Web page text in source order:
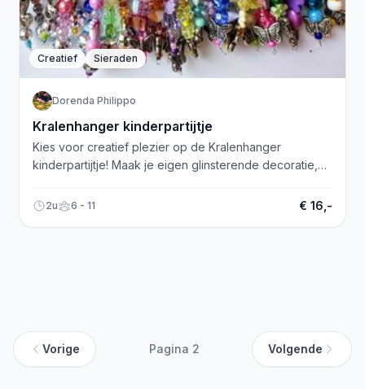
Creatief Sieraden
Dorenda Philippo
Kralenhanger kinderpartijtje
Kies voor creatief plezier op de Kralenhanger
kinderpartijtje! Maak je eigen glinsterende decoratie,
2u 6 - 11 € 16,-
Vorige Pagina 2 Volgende